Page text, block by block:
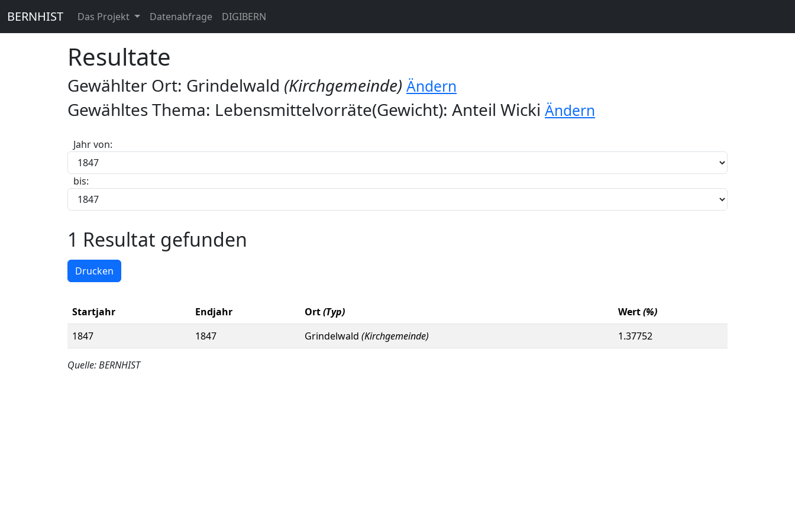
BERNHIST Das Projekt Datenabfrage DIGIBERN
Resultate
Gewählter Ort: Grindelwald (Kirchgemeinde) Ändern
Gewähltes Thema: Lebensmittelvorräte(Gewicht): Anteil Wicki Ändern
Jahr von:
bis:
1 Resultat gefunden
Drucken
Startjahr Endjahr Ort(Typ) Wert(%)
1847
1847 Grindelwald (Kirchgemeinde) 1.37752
Quelle: BERNHIST